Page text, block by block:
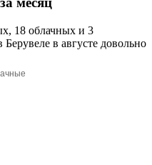
18 облачных и 3
в августе довольно